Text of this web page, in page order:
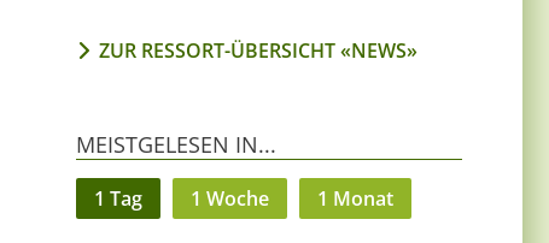
ZUR RESSORT-ÜBERSICHT «NEWS»
MEISTGELESEN IN...
1 Tag 1 Woche 1 Monat